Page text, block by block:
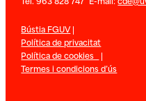
Bústia FGUV|
Política de privacitat
Política de cookies |
Termes i condicions d’ús